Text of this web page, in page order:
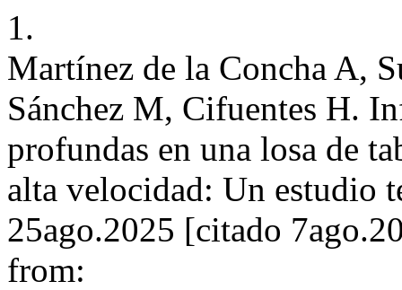
1.
Martínez de la Concha A,
Sánchez M, Cifuentes H.
profundas en una losa de
alta velocidad: Un estudio
25ago.2025 [citado
from: